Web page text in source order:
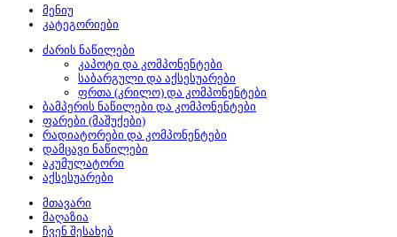
მენიუ
კატეგორიები
ძარის ნაწილები
კაპოტი და კომპონენტები
საბარგული და აქსესუარები
ფრთა (კრილო) და კომპონენტები
ბამპერის ნაწილები და კომპონენტები
ფარები (მაშუქები)
რადიატორები და კომპონენტები
დამცავი ნაწილები
აკუმულატორი
აქსესუარები
მთავარი
მაღაზია
ჩვენ შესახებ